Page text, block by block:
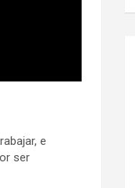
e
ser